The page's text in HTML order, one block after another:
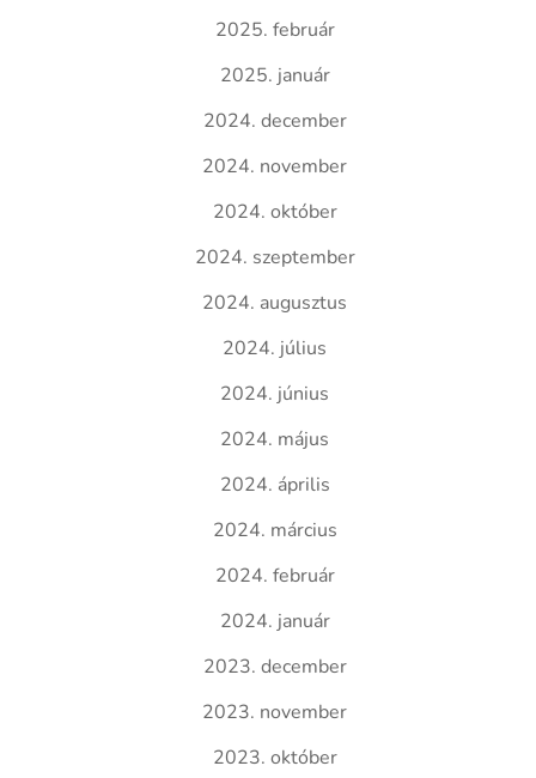
2025. február
2025. január
2024. december
2024. november
2024. október
2024. szeptember
2024. augusztus
2024. július
2024. június
2024. május
2024. április
2024. március
2024. február
2024. január
2023. december
2023. november
2023. október